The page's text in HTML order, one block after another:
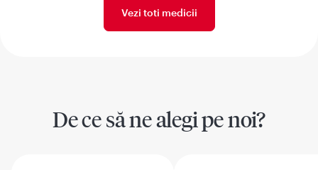
Vezi toti medicii
De ce să ne alegi pe noi?